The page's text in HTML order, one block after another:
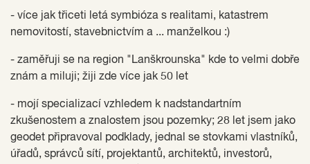
- více jak třiceti letá symbióza s realitami, katastrem
nemovitostí, stavebnictvím a ... manželkou :)
- zaměřuji se na region "Lanškrounska" kde to velmi dobře
znám a miluji; žiji zde více jak 50 let
- mojí specializací vzhledem k nadstandartním
zkušenostem a znalostem jsou pozemky; 28 let jsem jako
geodet připravoval podklady, jednal se stovkami vlastníků,
úřadů, správců sítí, projektantů, architektů, investorů,